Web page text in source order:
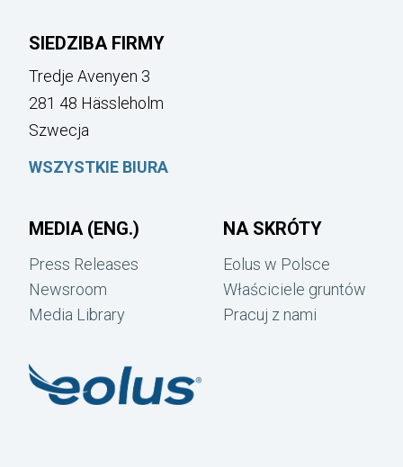
SIEDZIBA FIRMY
Tredje Avenyen 3
281 48 Hässleholm
Szwecja
WSZYSTKIE BIURA
MEDIA (ENG.)
Press Releases
Newsroom
Media Library
NA SKRÓTY
Eolus w Polsce
Właściciele gruntów
Pracuj z nami